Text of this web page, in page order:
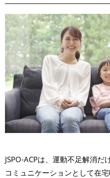
JSPO-ACPは、運動不足解消
コミュニケーションとして在